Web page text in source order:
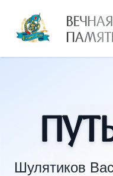
ВЕЧНАЯ
Шулятиков